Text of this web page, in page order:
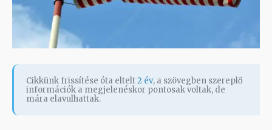
Cikkünk frissítése óta eltelt2 év, a szövegben szereplő
információk a megjelenéskor pontosak voltak, de
mára elavulhattak.